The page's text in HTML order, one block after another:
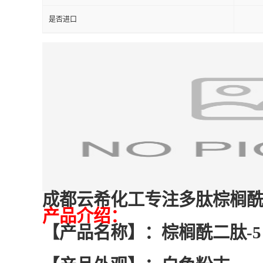
是否进口
成都云希化工专注多肽棕榈
产品介绍：
【产品名称】：棕榈酰二肽-5